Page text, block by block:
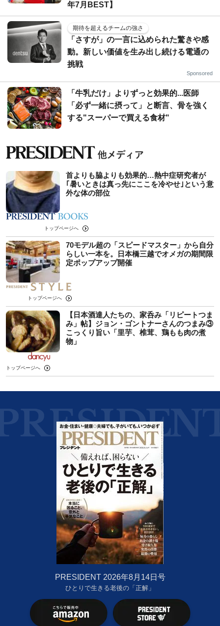
年7月BEST】
期待を超えるチームの強さ
「さすが」の一言に込められた驚きや感
動。新しい価値を生み出し続ける電通の
挑戦
Sponsored
「牛乳だけ」よりずっと効果的...医師
「必ず一緒に摂って」と断言、骨を強く
する"スーパーで買える食材"
首よりも脇よりも効果的…熱中症研究者が
｢暑いときは真っ先にここを冷やせ｣という意
外な体の部位
トップページへ
70モデル超の「スピードマスター」から自分
らしい一本を。日本橋三越でオメガの期間限
定ポップアップ開催
トップページへ
【日本酒達人たちの、家呑み「リピートつま
み」帖】ジョン・ゴントナーさんのつまみ③
こっくり旨い「里芋、椎茸、鶏もも肉の煮
物」
トップページへ
PRESIDENT 2026年8月14日号
ひとりで生きる老後の「正解」